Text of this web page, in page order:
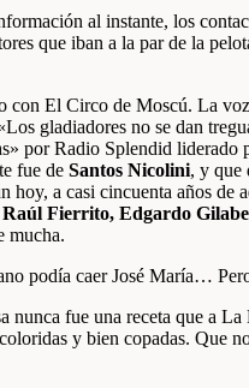
al instante, los
que iban a la par de la
con El Circo de Moscú. La
gladiadores no se dan
por Radio Splendid
fue de Santos Nicolini, y que
a casi cincuenta años de
Fierrito, Edgardo
mucha.
podía caer José María…
fue una receta que a
y bien copadas. Que